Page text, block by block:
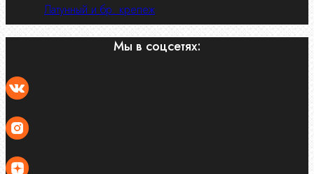
Латунный и бр. крепеж
Мы в соцсетях: